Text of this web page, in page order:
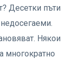
Десетки пъти
Някои
многократно